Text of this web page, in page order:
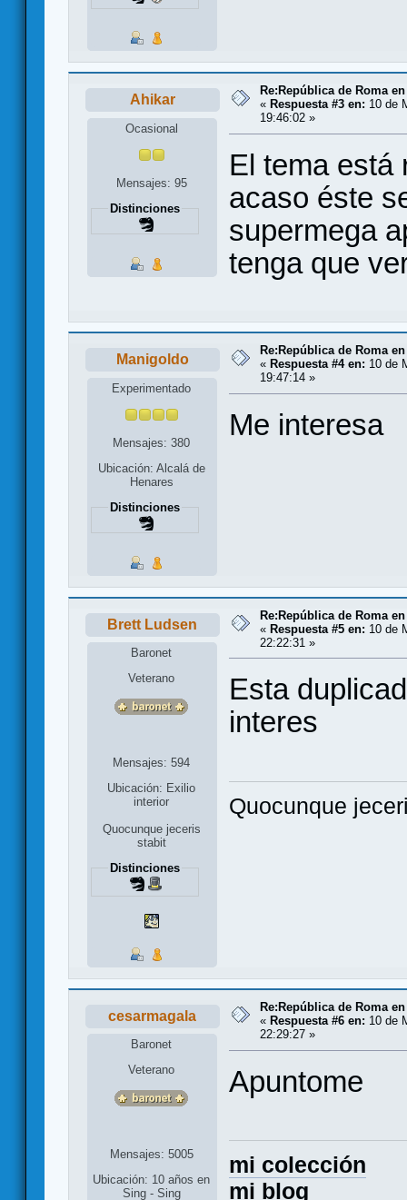
Ahikar
Ocasional
Mensajes: 95
Distinciones
Re:República de Roma
« Respuesta #3 en: 10 de
19:46:02 »
El tema está
acaso éste
supermega
tenga que
Manigoldo
Experimentado
Mensajes: 380
Ubicación: Alcalá de
Henares
Distinciones
Re:República de Roma
« Respuesta #4 en: 10 de
19:47:14 »
Me interesa
Brett Ludsen
Baronet
Veterano
Mensajes: 594
Ubicación: Exilio
interior
Quocunque jeceris
stabit
Distinciones
Re:República de Roma
« Respuesta #5 en: 10 de
22:22:31 »
Esta
interes
Quocunque
cesarmagala
Baronet
Veterano
Mensajes: 5005
Ubicación: 10 años en
Sing - Sing
Re:República de Roma
« Respuesta #6 en: 10 de
22:29:27 »
Apuntome
mi colección
mi blog